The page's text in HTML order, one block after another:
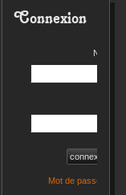
Connexion
Nom
Mot de passe